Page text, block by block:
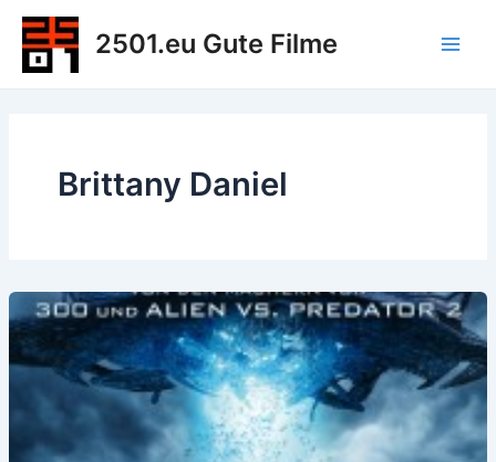
Zum
Inhalt
springen
2501.eu Gute Filme
Brittany Daniel